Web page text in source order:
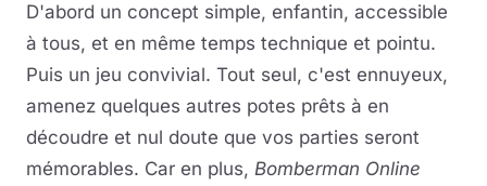
D'abord un concept simple, enfantin, accessible
à tous, et en même temps technique et pointu.
Puis un jeu convivial. Tout seul, c'est ennuyeux,
amenez quelques autres potes prêts à en
découdre et nul doute que vos parties seront
mémorables. Car en plus, Bomberman Online